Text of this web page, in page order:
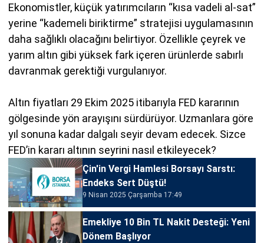
Ekonomistler, küçük yatırımcıların “kısa vadeli al-sat”
yerine “kademeli biriktirme” stratejisi uygulamasının
daha sağlıklı olacağını belirtiyor. Özellikle çeyrek ve
yarım altın gibi yüksek fark içeren ürünlerde sabırlı
davranmak gerektiği vurgulanıyor.
Altın fiyatları 29 Ekim 2025 itibarıyla FED kararının
gölgesinde yön arayışını sürdürüyor. Uzmanlara göre
yıl sonuna kadar dalgalı seyir devam edecek. Sizce
FED’in kararı altının seyrini nasıl etkileyecek?
Çin'in Vergi Hamlesi Borsayı Sarstı:
Endeks Sert Düştü!
9 Nisan 2025 Çarşamba 17:49
Emekliye 10 Bin TL Nakit Desteği: Yeni
Dönem Başlıyor